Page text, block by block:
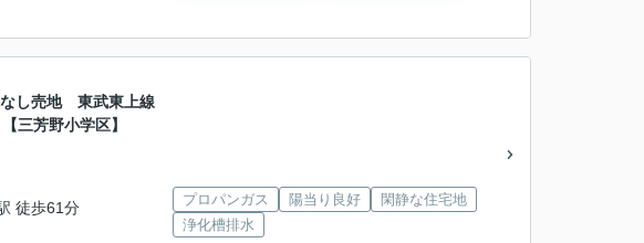
し売地 東武東上線
三芳野小学区】
徒歩61分 プロパンガス 陽当り良好
閑静な住宅地
浄化槽排水